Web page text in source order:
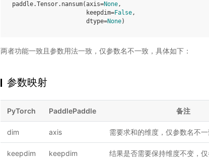
paddle.Tensor. nansum(axis=None,
keepdim=False,
dtype=None)
两者功能一致且参数用法一致，仅参数名不一致，具体如下：
参数映射
PyTorch PaddlePaddle 备注
dim axis 需要求和的维度，仅参数名不一
keepdim keepdim 结果是否需要保持维度不变，仅